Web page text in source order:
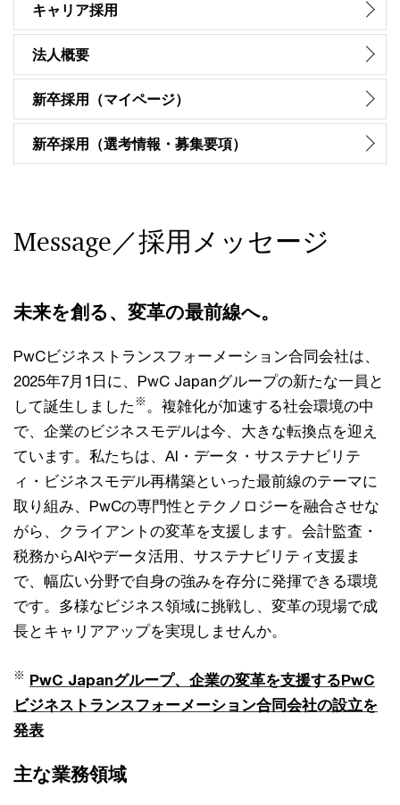
キャリア採用
法人概要
新卒採用（マイページ）
新卒採用（選考情報・募集要項）
Message／採用メッセージ
未来を創る、変革の最前線へ。
PwCビジネストランスフォーメーション合同会社は、
2025年7月1日に、PwC Japanグループの新たな一員と
して誕生しました ※。複雑化が加速する社会環境の中
で、企業のビジネスモデルは今、大きな転換点を迎え
ています。私たちは、AI・データ・サステナビリテ
ィ・ビジネスモデル再構築といった最前線のテーマに
取り組み、PwCの専門性とテクノロジーを融合させな
がら、クライアントの変革を支援します。会計監査・
税務からAIやデータ活用、サステナビリティ支援ま
で、幅広い分野で自身の強みを存分に発揮できる環境
です。多様なビジネス領域に挑戦し、変革の現場で成
長とキャリアアップを実現しませんか。
※ PwC Japanグループ、企業の変革を支援するPwC
ビジネストランスフォーメーション合同会社の設立を
発表
主な業務領域